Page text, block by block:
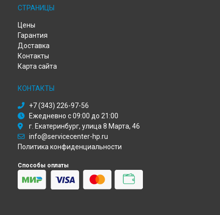
Ремонт плоттера DesignJet T210 HP в
Ремонт плоттера DesignJet T210 HP в
Ремонт плоттера DesignJet T210 HP в
Ремонт плоттера DesignJet T210 HP в
СТРАНИЦЫ
Цены
Гарантия
Доставка
Контакты
Карта сайта
КОНТАКТЫ
+7 (343) 226-97-56
Ежедневно с 09:00 до 21:00
г. Екатеринбург, улица 8 Марта, 46
info@servicecenter-hp.ru
Политика конфиденциальности
Способы оплаты